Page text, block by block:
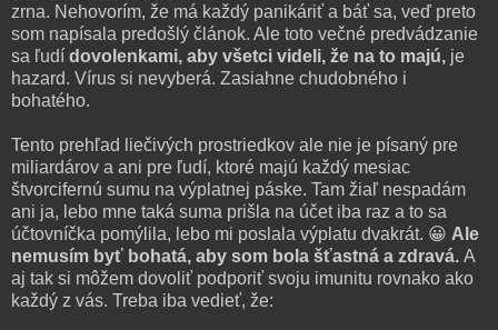
zrna. Nehovorím, že má každý panikáriť a báť sa, veď preto
som napísala predošlý článok. Ale toto večné predvádzanie
sa ľudí dovolenkami, aby všetci videli, že na to majú, je
hazard. Vírus si nevyberá. Zasiahne chudobného i
bohatého.
Tento prehľad liečivých prostriedkov ale nie je písaný pre
miliardárov a ani pre ľudí, ktoré majú každý mesiac
štvorcifernú sumu na výplatnej páske. Tam žiaľ nespadám
ani ja, lebo mne taká suma prišla na účet iba raz a to sa
účtovníčka pomýlila, lebo mi poslala výplatu dvakrát. 😀 Ale
nemusím byť bohatá, aby som bola šťastná a zdravá. A
aj tak si môžem dovoliť podporiť svoju imunitu rovnako ako
každý z vás. Treba iba vedieť, že: